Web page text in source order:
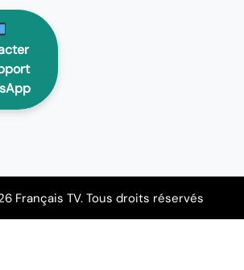
Français TV. Tous droits réservés